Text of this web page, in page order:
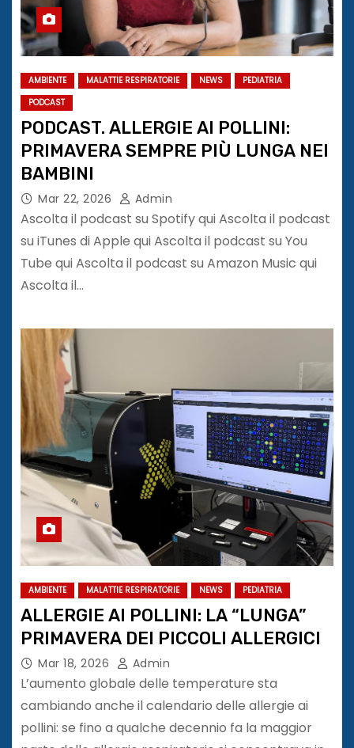
AMBIENTE MALATTIE RESPIRATORIE NEWS
PEDIATRIA
PODCAST
PODCAST. ALLERGIE AI POLLINI:
PRIMAVERA SEMPRE PIÙ LUNGA NEI
BAMBINI
Mar 22, 2026 Admin
Ascolta il podcast su Spotify qui Ascolta il podcast
su iTunes di Apple qui Ascolta il podcast su You
Tube qui Ascolta il podcast su Amazon Music qui
Ascolta il…
AMBIENTE MALATTIE RESPIRATORIE NEWS PEDIATRIA
ALLERGIE AI POLLINI: LA “LUNGA”
PRIMAVERA DEI PICCOLI ALLERGICI
Mar 18, 2026 Admin
L’aumento globale delle temperature sta
cambiando anche il calendario delle allergie ai
pollini: se fino a qualche decennio fa la maggior